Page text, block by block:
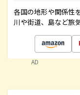
各国の地形や関係性
川や街道、島など旅
AD